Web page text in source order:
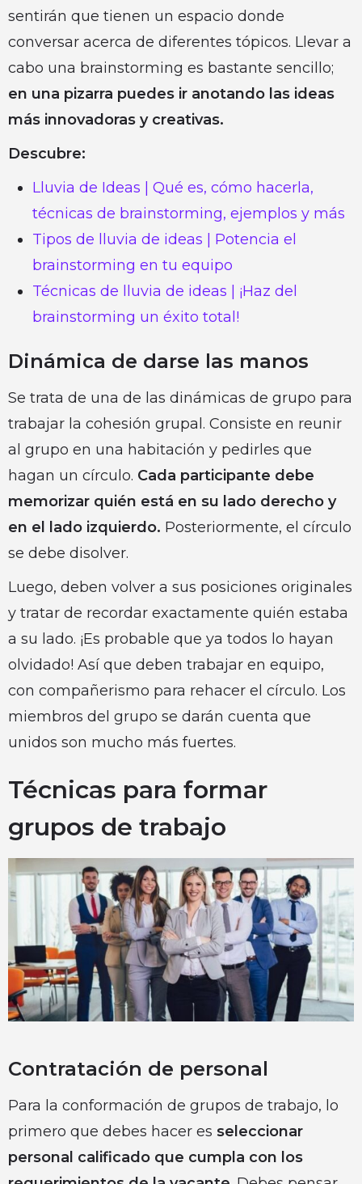
sentirán que tienen un espacio donde
conversar acerca de diferentes tópicos. Llevar a
cabo una brainstorming es bastante sencillo;
en una pizarra puedes ir anotando las ideas
más innovadoras y creativas.
Descubre:
Lluvia de Ideas | Qué es, cómo hacerla,
técnicas de brainstorming, ejemplos y más
Tipos de lluvia de ideas | Potencia el
brainstorming en tu equipo
Técnicas de lluvia de ideas | ¡Haz del
brainstorming un éxito total!
Dinámica de darse las manos
Se trata de una de las dinámicas de grupo para
trabajar la cohesión grupal. Consiste en reunir
al grupo en una habitación y pedirles que
hagan un círculo. Cada participante debe
memorizar quién está en su lado derecho y
en el lado izquierdo. Posteriormente, el círculo
se debe disolver.
Luego, deben volver a sus posiciones originales
y tratar de recordar exactamente quién estaba
a su lado. ¡Es probable que ya todos lo hayan
olvidado! Así que deben trabajar en equipo,
con compañerismo para rehacer el círculo. Los
miembros del grupo se darán cuenta que
unidos son mucho más fuertes.
Técnicas para formar
grupos de trabajo
Contratación de personal
Para la conformación de grupos de trabajo, lo
primero que debes hacer es seleccionar
personal calificado que cumpla con los